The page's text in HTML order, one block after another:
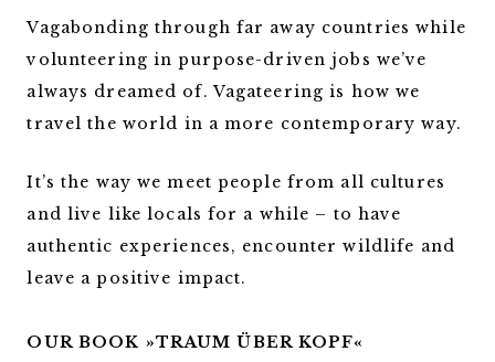
Vagabonding through far away countries while
volunteering in purpose-driven jobs we’ve
always dreamed of. Vagateering is how we
travel the world in a more contemporary way.
It’s the way we meet people from all cultures
and live like locals for a while – to have
authentic experiences, encounter wildlife and
leave a positive impact.
OUR BOOK »TRAUM ÜBER KOPF«